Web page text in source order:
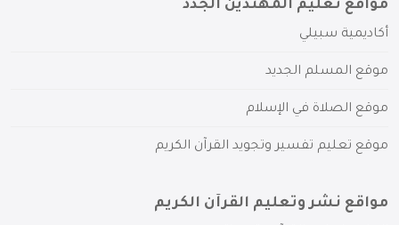
مواقع تعليم المهتدين الجدد
أكاديمية سبيلي
موقع المسلم الجديد
موقع الصلاة في الإسلام
موقع تعليم تفسير وتجويد القرآن الكريم
مواقع نشر وتعليم القرآن الكريم